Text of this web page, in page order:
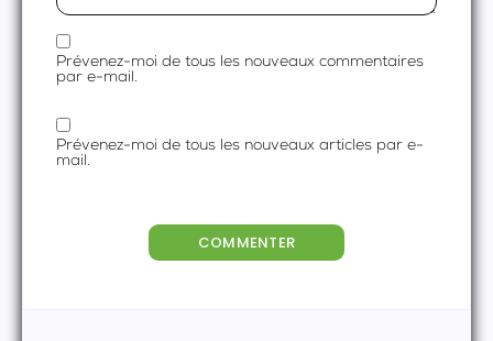
Prévenez-moi de tous les nouveaux commentaires
par e-mail.
Prévenez-moi de tous les nouveaux articles par e-
mail.